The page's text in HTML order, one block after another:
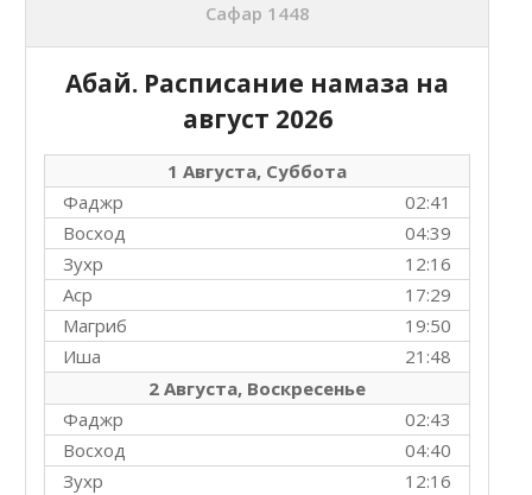
Сафар 1448
Абай. Расписание намаза на
август 2026
1 Августа, Суббота
02:41
Фаджр
04:39
Восход
12:16
Зухр
17:29
Аср
19:50
Магриб
21:48
Иша
2 Августа, Воскресенье
02:43
Фаджр
04:40
Восход
12:16
Зухр